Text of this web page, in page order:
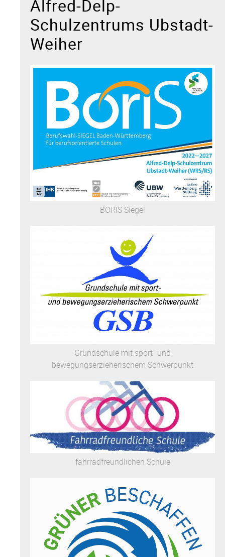
Alfred-Delp-
Schulzentrums Ubstadt-
Weiher
BORIS Siegel
Grundschule mit sport- und
bewegungserzieherischem Schwerpunkt
fahrradfreundlichen Schule